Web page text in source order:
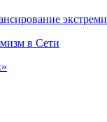
в Сети